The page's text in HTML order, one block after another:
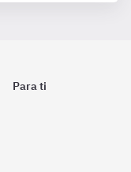
Para ti